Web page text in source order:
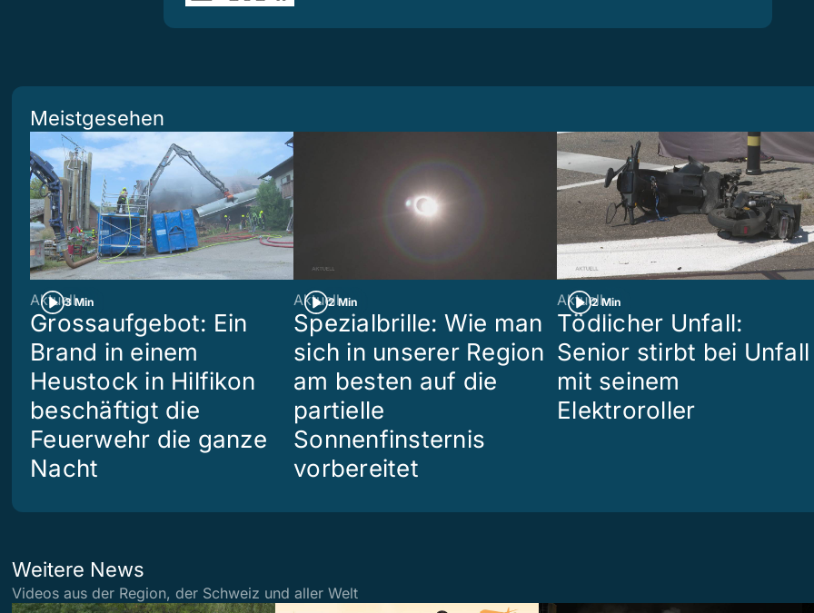
Meistgesehen
3 Min
Aktuell
Grossaufgebot: Ein
Brand in einem
Heustock in Hilfikon
beschäftigt die
Feuerwehr die ganze
Nacht
2 Min
Aktuell
Spezialbrille: Wie man
sich in unserer Region
am besten auf die
partielle
Sonnenfinsternis
vorbereitet
2 Min
Aktuell
Tödlicher Unfall:
Senior stirbt bei Unfall
mit seinem
Elektroroller
Weitere News
Videos aus der Region, der Schweiz und aller Welt